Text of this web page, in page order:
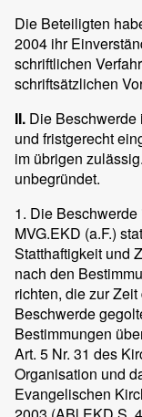
Die Beteiligten
2004 ihr
schriftlichen
schriftsätzlichen
II. Die Beschwerde
und fristgerecht
im übrigen
unbegründet.
1. Die
MVG.EKD (a.F.)
Statthaftigkeit und
nach den
richten, die zur
Beschwerde
Bestimmungen
Art. 5 Nr. 31 des
Organisation und
Evangelischen